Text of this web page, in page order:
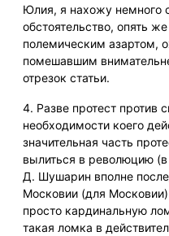
Юлия, я нахожу немного
обстоятельство, опять
полемическим азартом,
помешавшим
отрезок статьи.
4. Разве протест против
необходимости коего
значительная часть
вылиться в революцию
Д. Шушарин вполне
Московии (для
просто кардинальную
такая ломка в